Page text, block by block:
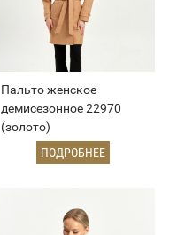
Пальто женское
демисезонное 22970
(золото)
ПОДРОБНЕЕ